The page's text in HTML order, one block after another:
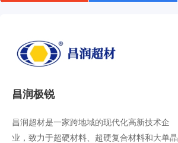
昌润极锐
昌润超材是一家跨地域的现代化高新技术企
业，致力于超硬材料、超硬复合材料和大单晶